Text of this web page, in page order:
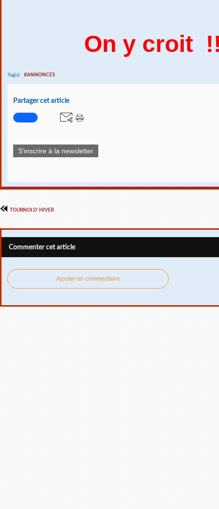
On y croit
Tag(s) : #ANNONCES
Partager cet article
S'inscrire à la newsletter
TOURNOI D' HIVER
Commenter cet article
Ajouter un commentaire